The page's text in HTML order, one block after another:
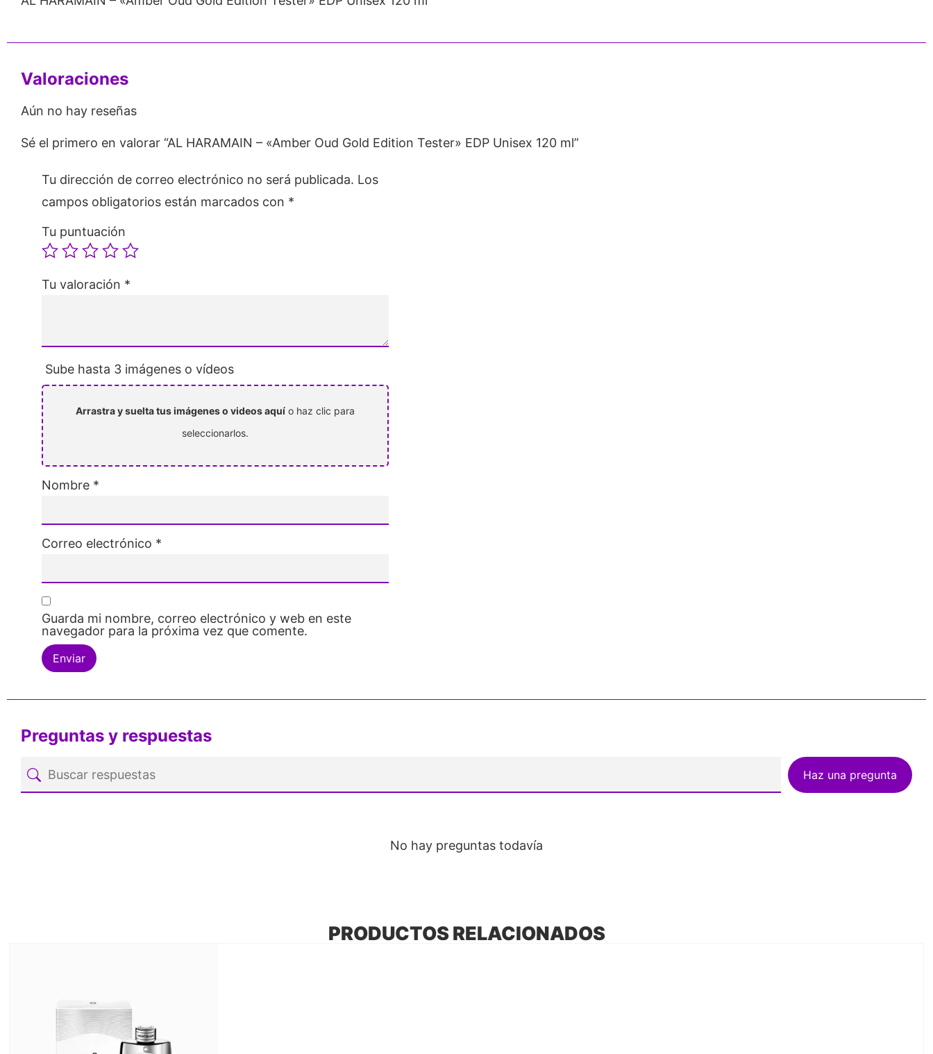
Valoraciones
Aún no hay reseñas
Sé el primero en valorar “AL HARAMAIN – «Amber Oud Gold Edition Tester» EDP Unisex 120 ml”
Tu dirección de correo electrónico no será publicada. Los
campos obligatorios están marcados con *
Tu puntuación
Tu valoración *
Sube hasta 3 imágenes o vídeos
Arrastra y suelta tus imágenes o videos aquí o haz clic para
seleccionarlos.
Nombre *
Correo electrónico *
Guarda mi nombre, correo electrónico y web en este
navegador para la próxima vez que comente.
Preguntas y respuestas
Haz una pregunta
No hay preguntas todavía
PRODUCTOS RELACIONADOS